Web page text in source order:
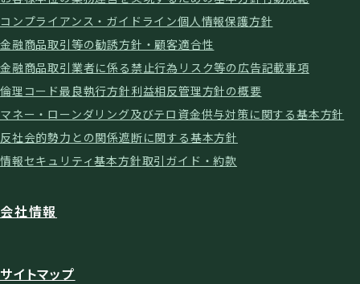
コンプライアンス・ガイドライン個人情報保護方針
金融商品取引等の勧誘方針・顧客適合性
金融商品取引業者に係る禁止行為 リスク等の広告記載事項
倫理コード最良執行方針利益相反管理方針の概要
マネー・ローンダリング及びテロ資金供与対策に関する基本方針
反社会的勢力との関係遮断に関する基本方針
情報セキュリティ基本方針取引ガイド・約款
会社情報
サイトマップ